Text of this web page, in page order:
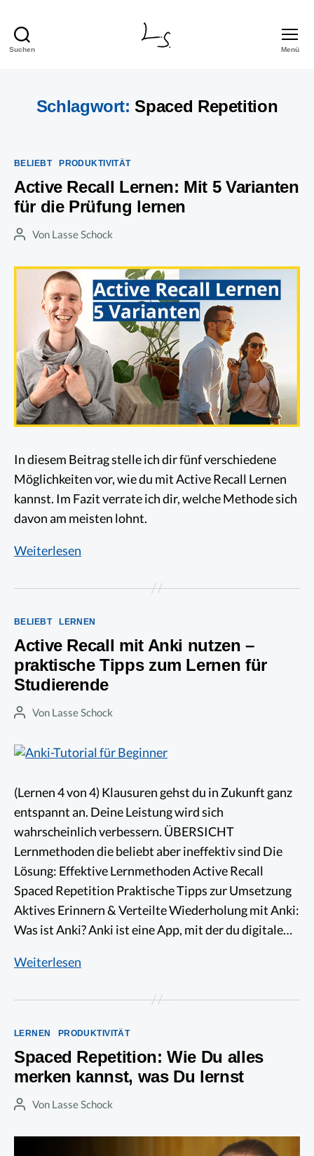
Suchen Menü
Schlagwort: Spaced Repetition
Kategorien
BELIEBT PRODUKTIVITÄT
Active Recall Lernen: Mit 5 Varianten
für die Prüfung lernen
Beitragsautor
Von Lasse Schock
In diesem Beitrag stelle ich dir fünf verschiedene
Möglichkeiten vor, wie du mit Active Recall Lernen
kannst. Im Fazit verrate ich dir, welche Methode sich
davon am meisten lohnt.
Weiterlesen
Lernen:
5
Varianten
für
die
Prüfung
Kategorien
BELIEBT LERNEN
Active Recall mit Anki nutzen –
praktische Tipps zum Lernen für
Studierende
Beitragsautor
Von Lasse Schock
(Lernen 4 von 4) Klausuren gehst du in Zukunft ganz
entspannt an. Deine Leistung wird sich
wahrscheinlich verbessern. ÜBERSICHT
Lernmethoden die beliebt aber ineffektiv sind Die
Lösung: Effektive Lernmethoden Active Recall
Spaced Repetition Praktische Tipps zur Umsetzung
Aktives Erinnern & Verteilte Wiederholung mit Anki:
Was ist Anki? Anki ist eine App, mit der du digitale…
Weiterlesen
mit
nutzen
–
praktische
Tipps
Lernen
Kategorien
LERNEN PRODUKTIVITÄT
Spaced Repetition: Wie Du alles
merken kannst, was Du lernst
Beitragsautor
Von Lasse Schock